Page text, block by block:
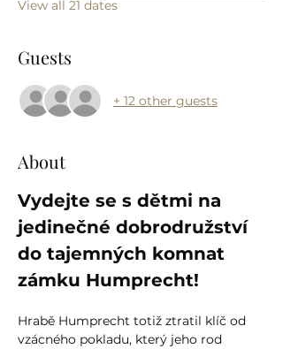
View all 21 dates
Guests
+ 12 other guests
About
Vydejte se s dětmi na
jedinečné dobrodružství
do tajemných komnat
zámku Humprecht!
Hrabě Humprecht totiž ztratil klíč od
vzácného pokladu, který jeho rod